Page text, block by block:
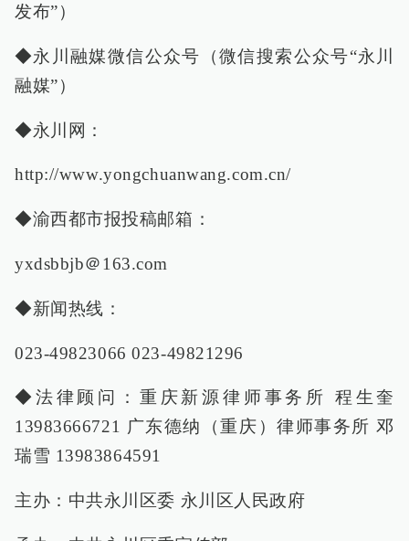
发布”）
◆永川融媒微信公众号（微信搜索公众号“永川
融媒”）
◆永川网：
http://www.yongchuanwang.com.cn/
◆渝西都市报投稿邮箱：
yxdsbbjb＠163.com
◆新闻热线：
023-49823066 023-49821296
◆法律顾问：重庆新源律师事务所 程生奎
13983666721 广东德纳（重庆）律师事务所 邓
瑞雪 13983864591
主办：中共永川区委 永川区人民政府